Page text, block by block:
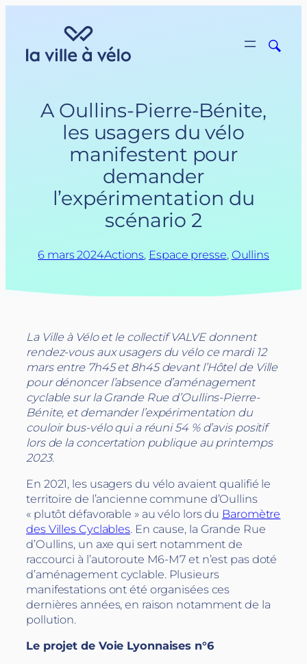
A Oullins-Pierre-Bénite,
les usagers du vélo
manifestent pour
demander
l’expérimentation du
scénario 2
6 mars 2024Actions, Espace presse, Oullins
La Ville à Vélo et le collectif VALVE donnent
rendez-vous aux usagers du vélo ce mardi 12
mars entre 7h45 et 8h45 devant l’Hôtel de Ville
pour dénoncer l’absence d’aménagement
cyclable sur la Grande Rue d’Oullins-Pierre-
Bénite, et demander l’expérimentation du
couloir bus-vélo qui a réuni 54 % d’avis positif
lors de la concertation publique au printemps
2023.
En 2021, les usagers du vélo avaient qualifié le
territoire de l’ancienne commune d’Oullins
« plutôt défavorable » au vélo lors du Baromètre
des Villes Cyclables. En cause, la Grande Rue
d’Oullins, un axe qui sert notamment de
raccourci à l’autoroute M6-M7 et n’est pas doté
d’aménagement cyclable. Plusieurs
manifestations ont été organisées ces
dernières années, en raison notamment de la
pollution.
Le projet de Voie Lyonnaises n°6